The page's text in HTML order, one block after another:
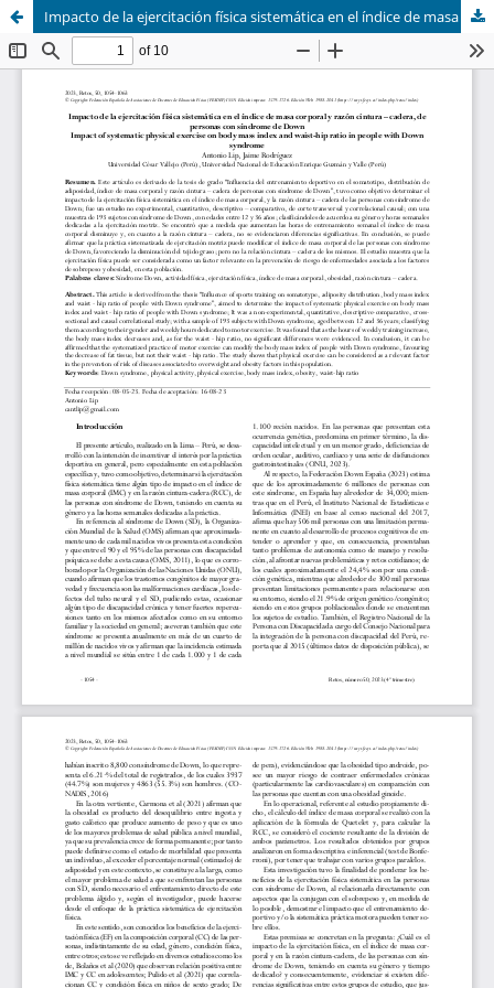
Impacto de la ejercitación física sistemática en el índice de masa corporal y razón cintura – cadera, de per-sonas con síndrome de Down (Impact of systematic physical exercise on body mass index and waist-hip ratio in people with Down syndrome)